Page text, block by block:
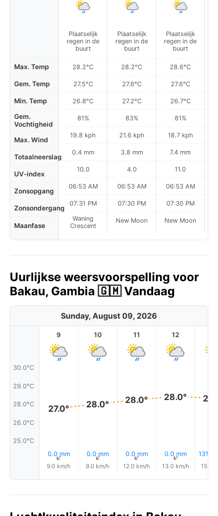
Max. Temp
Gem. Temp
Min. Temp
Gem.
Vochtigheid
Max. Wind
Totaalneerslag
UV-index
Zonsopgang
Zonsondergang
Maanfase
Plaatselijk
regen in de
buurt
28.2°C
27.5°C
26.8°C
81%
19.8 kph
0.4 mm
10.0
06:53 AM
07:31 PM
Waning
Crescent
Plaatselijk
regen in de
buurt
28.2°C
27.6°C
27.2°C
83%
21.6 kph
3.8 mm
4.0
06:53 AM
07:30 PM
New Moon
Plaatselijk
regen in de
buurt
28.6°C
27.6°C
26.7°C
81%
18.7 kph
7.4 mm
11.0
06:53 AM
07:30 PM
New Moon
Uurlijkse weersvoorspelling voor
Bakau, Gambia 🇬🇲 Vandaag
Sunday, August 09, 2026
30.0°C
29.0°C
28.0°C
26.0°C
25.0°C
9
27.0°
0.0 mm
↑
9.0 km/h
10
28.0°
0.0 mm
↑
9.0 km/h
11
28.0°
0.0 mm
↑
12.0 km/h
12
28.0°
0.0 mm
↑
13.0 km/h
13%
15.0